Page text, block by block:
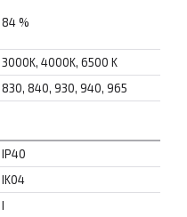
84 %
3000K, 4000K, 6500 K
830, 840, 930, 940, 965
IP40
IK04
I